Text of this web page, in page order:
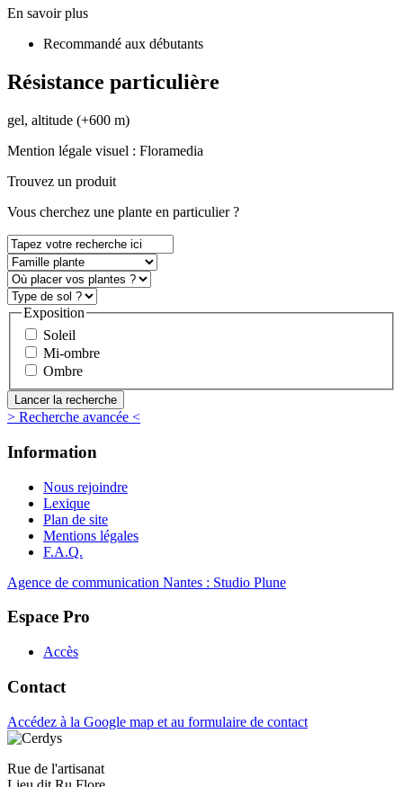
En savoir plus
Recommandé aux débutants
Résistance particulière
gel, altitude (+600 m)
Mention légale visuel : Floramedia
Trouvez un produit
Vous cherchez une plante en particulier ?
Exposition
Soleil
Mi-ombre
Ombre
> Recherche avancée <
Information
Nous rejoindre
Lexique
Plan de site
Mentions légales
F.A.Q.
Agence de communication Nantes : Studio Plune
Espace Pro
Accès
Contact
Accédez à la Google map et au formulaire de contact
Rue de l'artisanat